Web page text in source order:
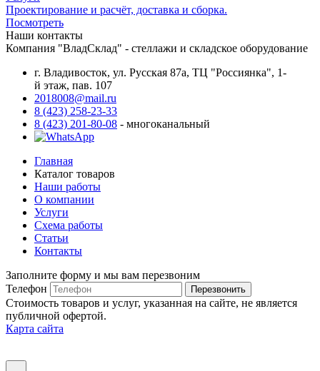
Проектирование и расчёт, доставка и сборка.
Посмотреть
Наши контакты
Компания "ВладСклад" - стеллажи и складское оборудование
г. Владивосток, ул. Русская 87а, ТЦ "Россиянка", 1-
й этаж, пав. 107
2018008@mail.ru
8 (423) 258-23-33
8 (423) 201-80-08 - многоканальный
Главная
Каталог товаров
Наши работы
О компании
Услуги
Схема работы
Статьи
Контакты
Заполните форму и мы вам перезвоним
Телефон
Перезвонить
Стоимость товаров и услуг, указанная на сайте, не является
публичной офертой.
Карта сайта